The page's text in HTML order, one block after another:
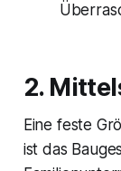
2.
Eine feste
ist das